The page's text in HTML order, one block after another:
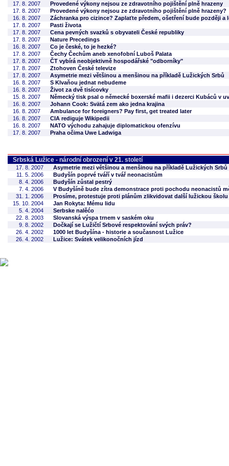
17. 8. 2007
Provedené výkony nejsou ze zdravotního pojištění plně hrazeny
17. 8. 2007
Provedené výkony nejsou ze zdravotního pojištění plně hrazeny?
16. 8. 2007
Záchranka pro cizince? Zaplaťte předem, ošetření bude později
17. 8. 2007
Pasti života
17. 8. 2007
Cena pevných svazků s obyvateli České republiky
17. 8. 2007
Nature Precedings
16. 8. 2007
Co je české, to je hezké?
17. 8. 2007
Čechy Čechům aneb xenofobní Luboš Palata
17. 8. 2007
ČT vybírá neobjektivně hospodářské "odborníky"
17. 8. 2007
Ztohoven České televize
17. 8. 2007
Asymetrie mezi většinou a menšinou na příkladě Lužických Srbů
16. 8. 2007
S Klvaňou jednat nebudeme
16. 8. 2007
Život za dvě tisícovky
15. 8. 2007
Německý tisk psal o německé boxerské mafii i dezerci Kubáců v
16. 8. 2007
Johann Cook: Svätá zem ako jedna krajina
16. 8. 2007
Ambulance for foreigners? Pay first, get treated later
16. 8. 2007
CIA rediguje Wikipedii
16. 8. 2007
NATO východu zahajuje diplomatickou ofenzívu
17. 8. 2007
Praha očima Uwe Ladwiga
Srbská Lužice - národní obrození v 21. století
17. 8. 2007
Asymetrie mezi většinou a menšinou na příkladě Lužických Srbů
11. 5. 2006
Budyšín poprvé tváří v tvář neonacistům
8. 4. 2006
Budyšín zůstal pestrý
7. 4. 2006
V Budyšíně bude zítra demonstrace proti pochodu neonacistů
31. 1. 2006
Prosíme, protestuje proti plánům zlikvidovat další lužickou školu
15. 10. 2004
Jan Rokyta: Mému lidu
5. 4. 2004
Serbske nalěćo
22. 8. 2003
Slovanská výspa trnem v saském oku
9. 8. 2002
Dočkají se Lužičtí Srbové respektování svých práv?
26. 4. 2002
1000 let Budyšína - historie a současnost Lužice
26. 4. 2002
Lužice: Svátek velikonočních jízd